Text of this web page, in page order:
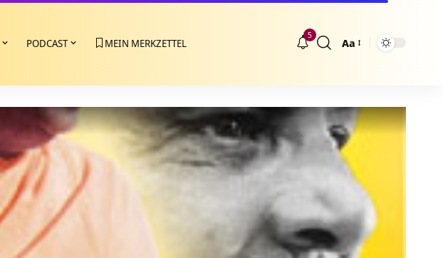
PODCAST MEIN MERKZETTEL
5
Größenänderung
Aa